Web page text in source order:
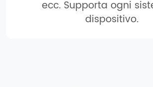
ecc. Supporta ogni
dispositivo.